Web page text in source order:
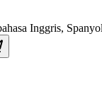
Inggris,